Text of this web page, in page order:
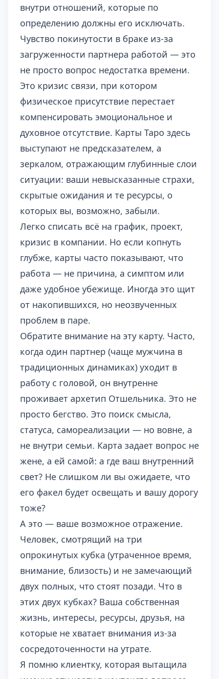
внутри отношений, которые по
определению должны его исключать.
Чувство покинутости в браке из-за
загруженности партнера работой — это
не просто вопрос недостатка времени.
Это кризис связи, при котором
физическое присутствие перестает
компенсировать эмоциональное и
духовное отсутствие. Карты Таро здесь
выступают не предсказателем, а
зеркалом, отражающим глубинные слои
ситуации: ваши невысказанные страхи,
скрытые ожидания и те ресурсы, о
которых вы, возможно, забыли.
Легко списать всё на график, проект,
кризис в компании. Но если копнуть
глубже, карты часто показывают, что
работа — не причина, а симптом или
даже удобное убежище. Иногда это щит
от накопившихся, но неозвученных
проблем в паре.
Обратите внимание на эту карту. Часто,
когда один партнер (чаще мужчина в
традиционных динамиках) уходит в
работу с головой, он внутренне
проживает архетип Отшельника. Это не
просто бегство. Это поиск смысла,
статуса, самореализации — но вовне, а
не внутри семьи. Карта задает вопрос не
жене, а ей самой: а где ваш внутренний
свет? Не слишком ли вы ожидаете, что
его факел будет освещать и вашу дорогу
тоже?
А это — ваше возможное отражение.
Человек, смотрящий на три
опрокинутых кубка (утраченное время,
внимание, близость) и не замечающий
двух полных, что стоят позади. Что в
этих двух кубках? Ваша собственная
жизнь, интересы, ресурсы, друзья, на
которые не хватает внимания из-за
сосредоточенности на утрате.
Я помню клиентку, которая вытащила